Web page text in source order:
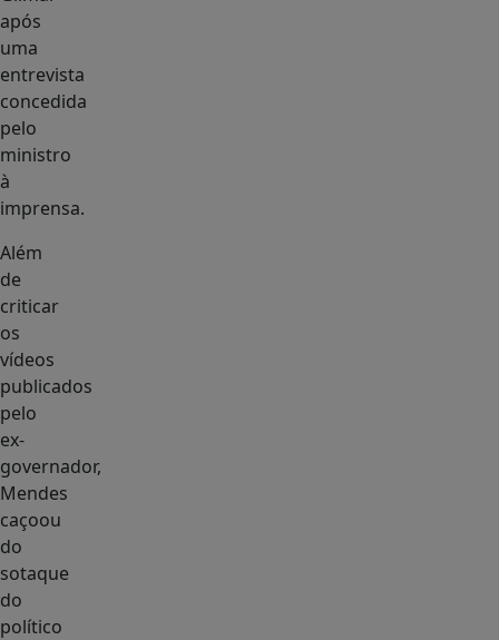
após
uma
entrevista
concedida
pelo
ministro
à
imprensa.
Além
de
criticar
os
vídeos
publicados
pelo
ex-
governador,
Mendes
caçoou
do
sotaque
do
político